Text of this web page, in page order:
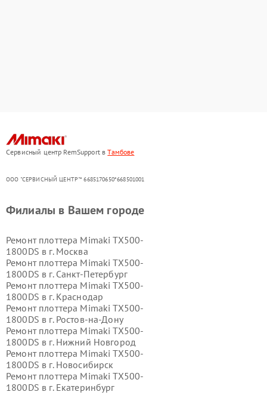
Сервисный центр RemSupport вТамбове
ООО "СЕРВИСНЫЙ ЦЕНТР"* 6685170650*668501001
Филиалы в Вашем городе
Ремонт плоттера Mimaki TX500-
1800DS в г. Москва
Ремонт плоттера Mimaki TX500-
1800DS в г. Санкт-Петербург
Ремонт плоттера Mimaki TX500-
1800DS в г. Краснодар
Ремонт плоттера Mimaki TX500-
1800DS в г. Ростов-на-Дону
Ремонт плоттера Mimaki TX500-
1800DS в г. Нижний Новгород
Ремонт плоттера Mimaki TX500-
1800DS в г. Новосибирск
Ремонт плоттера Mimaki TX500-
1800DS в г. Екатеринбург